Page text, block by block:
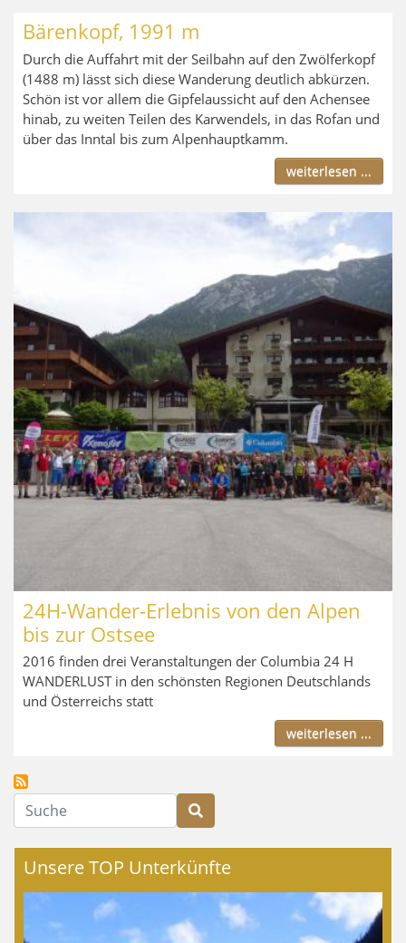
Bärenkopf, 1991 m
Durch die Auffahrt mit der Seilbahn auf den Zwölferkopf
(1488 m) lässt sich diese Wanderung deutlich abkürzen.
Schön ist vor allem die Gipfelaussicht auf den Achensee
hinab, zu weiten Teilen des Karwendels, in das Rofan und
über das Inntal bis zum Alpenhauptkamm.
weiterlesen ...
24H-Wander-Erlebnis von den Alpen
bis zur Ostsee
2016 finden drei Veranstaltungen der Columbia 24 H
WANDERLUST in den schönsten Regionen Deutschlands
und Österreichs statt
weiterlesen ...
Suche
Unsere TOP Unterkünfte